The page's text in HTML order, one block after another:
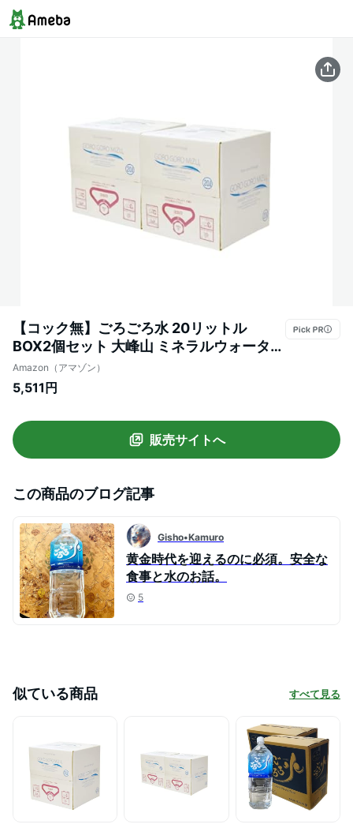
【コック無】ごろごろ水 20リットル
BOX2個セット 大峰山 ミネラルウォーター
奈良
Amazon（アマゾン）
5,511円
販売サイトへ
この商品のブログ記事
Gisho•Kamuro
黄金時代を迎えるのに必須。安全な
食事と水のお話。
5
似ている商品 すべて見る